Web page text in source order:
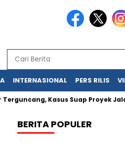
INTERNASIONAL PERS RILIS
Kasus Suap Proyek Jalan
BERITA POPULER